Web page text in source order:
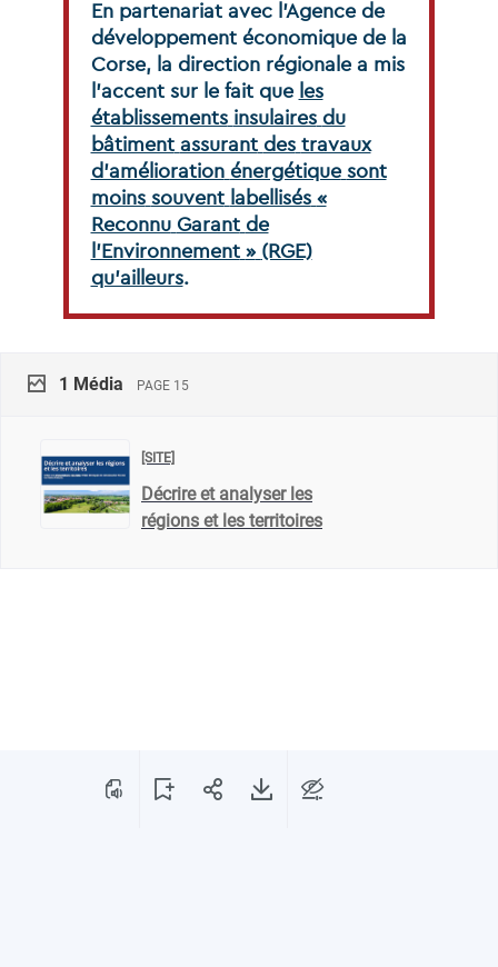
En partenariat avec l’Agence de
développement économique de la
Corse, la direction régionale a mis
l’accent sur le fait que les
établissements insulaires du
bâtiment assurant des travaux
d’amélioration énergétique sont
moins souvent labellisés «
Reconnu Garant de
l’Environnement » (RGE)
qu’ailleurs.
1 Média PAGE 15
[SITE]
Décrire et analyser les
régions et les territoires